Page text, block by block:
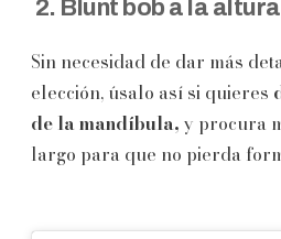
2. Blunt bob a la
Sin necesidad de dar más
elección, úsalo así si quieres
de la mandíbula, y procura
largo para que no pierda